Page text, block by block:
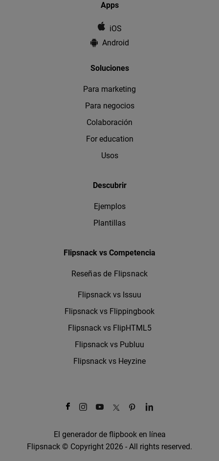
Apps
iOS
Android
Soluciones
Para marketing
Para negocios
Colaboración
For education
Usos
Descubrir
Ejemplos
Plantillas
Flipsnack vs Competencia
Reseñas de Flipsnack
Flipsnack vs Issuu
Flipsnack vs Flippingbook
Flipsnack vs FlipHTML5
Flipsnack vs Publuu
Flipsnack vs Heyzine
El generador de flipbook en línea
Flipsnack © Copyright 2026 - All rights reserved.